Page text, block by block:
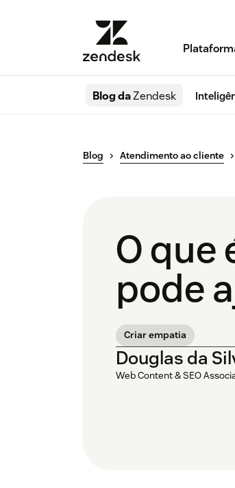
Blog daZendesk
Blog Atendimento ao cliente
O que
pode
Criar empatia
Douglas da
Web Content & SEO